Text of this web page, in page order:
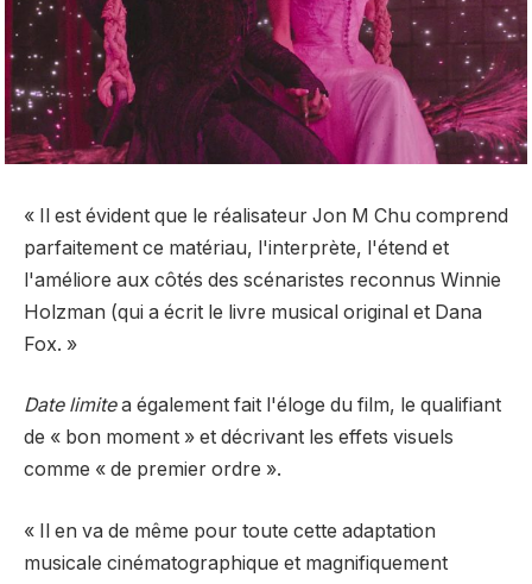
« Il est évident que le réalisateur Jon M Chu comprend
parfaitement ce matériau, l'interprète, l'étend et
l'améliore aux côtés des scénaristes reconnus Winnie
Holzman (qui a écrit le livre musical original et Dana
Fox. »
Date limite a également fait l'éloge du film, le qualifiant
de « bon moment » et décrivant les effets visuels
comme « de premier ordre ».
« Il en va de même pour toute cette adaptation
musicale cinématographique et magnifiquement